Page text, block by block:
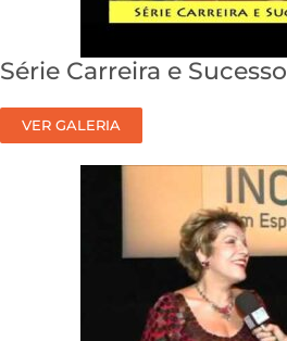
Série Carreira e Sucesso
VER GALERIA